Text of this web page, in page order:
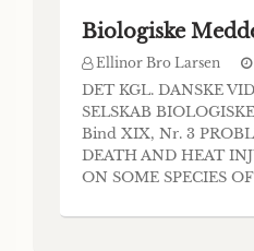
Biologiske
Ellinor Bro Larsen
DET KGL. DANSKE
SELSKAB
Bind XIX, Nr. 3
DEATH AND HEAT
ON SOME SPECIES
KOMMISSION IIOS